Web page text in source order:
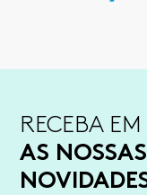
RECEBA
AS